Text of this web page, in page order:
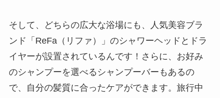
そして、どちらの広大な浴場にも、人気美容ブラ
ンド「ReFa（リファ）」のシャワーヘッドとドラ
イヤーが設置されているんです！さらに、お好み
のシャンプーを選べるシャンプーバーもあるの
で、自分の髪質に合ったケアができます。旅行中